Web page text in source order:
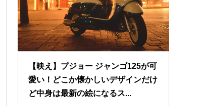
【映え】プジョー ジャンゴ125が可
愛い！どこか懐かしいデザインだけ
ど中身は最新の絵になるス...